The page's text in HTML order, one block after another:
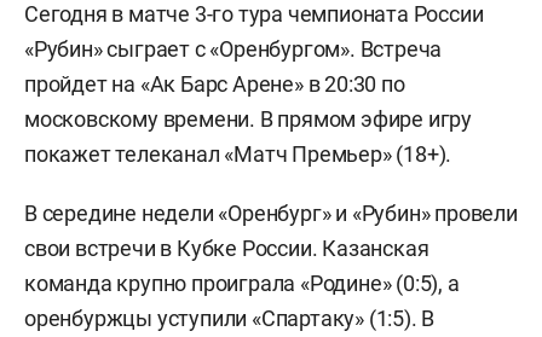
Сегодня в матче 3-го тура чемпионата России
«Рубин» сыграет с «Оренбургом». Встреча
пройдет на «Ак Барс Арене» в 20:30 по
московскому времени. В прямом эфире игру
покажет телеканал «Матч Премьер» (18+).
В середине недели «Оренбург» и «Рубин» провели
свои встречи в Кубке России. Казанская
команда крупно проиграла «Родине» (0:5), а
оренбуржцы уступили «Спартаку» (1:5). В